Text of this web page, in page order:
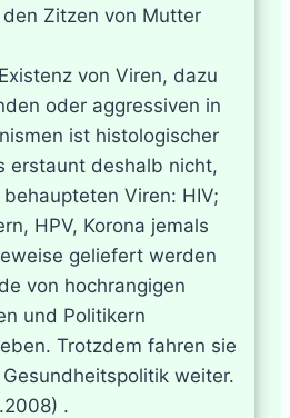
Zitzen von Mutter
von Viren, dazu
oder aggressiven in
ist histologischer
erstaunt deshalb nicht,
Viren: HIV;
HPV, Korona jemals
geliefert werden
von hochrangigen
und Politikern
Trotzdem fahren sie
weiter.
.